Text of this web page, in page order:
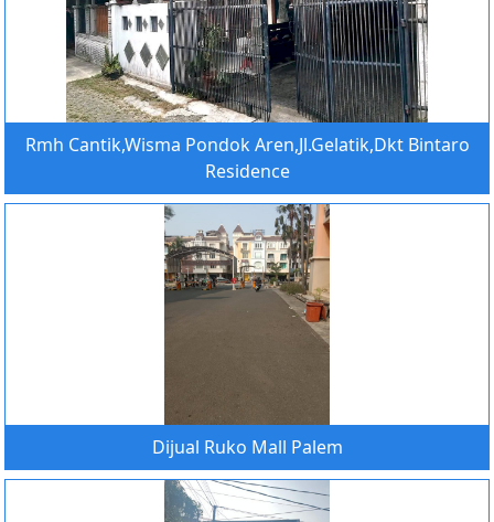
Rmh Cantik,Wisma Pondok Aren,Jl.Gelatik,Dkt Bintaro
Residence
Dijual Ruko Mall Palem